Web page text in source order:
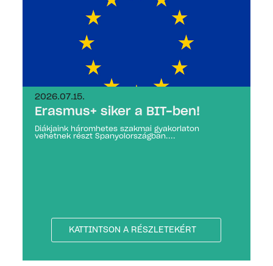
2026.07.15.
Erasmus+ siker a BIT-ben!
Diákjaink háromhetes szakmai gyakorlaton
vehetnek részt Spanyolországban....
KATTINTSON A RÉSZLETEKÉRT